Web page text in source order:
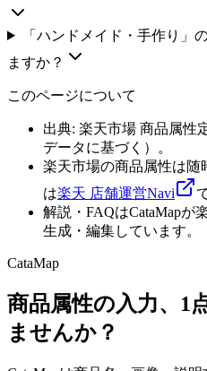
「ハンドメイド・手作り」
ますか？
このページについて
出典: 楽天市場 商品属性
データに基づく）。
楽天市場の商品属性は随
は楽天 店舗運営Navi
解説・FAQはCataMapが
生成・編集しています。
CataMap
商品属性の入力、1
ませんか？